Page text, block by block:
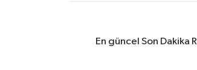
En güncel Son